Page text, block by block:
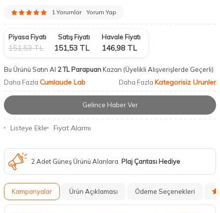
1 Yorumlar Yorum Yap
Piyasa Fiyatı
151,53TL
Satış Fiyatı
151,53 TL
Havale Fiyatı
146,98 TL
Bu Ürünü Satın Al 2 TL ParapuanKazan (Üyelikli Alışverişlerde Geçerli)
Daha Fazla Cumlaude Lab Daha Fazla Kategorisiz Urunler
Gelince Haber Ver
Listeye Ekle Fiyat Alarmı
2 Adet Güneş Ürünü Alanlara Plaj Çantası Hediye
Kampanyalar Ürün Açıklaması Ödeme Seçenekleri